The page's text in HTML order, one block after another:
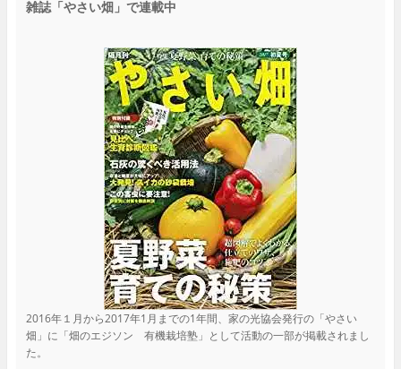
雑誌「やさい畑」で連載中
2016年１月から2017年1月までの1年間、家の光協会発行の「やさい
畑」に「畑のエジソン 有機栽培塾」として活動の一部が掲載されまし
た。